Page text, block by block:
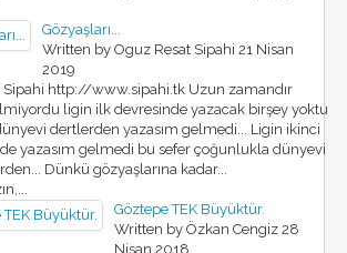
Gözyaşları...
Written by Oguz Resat Sipahi 21 Nisan
2019
Sipahi http://www.sipahi.tk Uzun zamandır
ligin ilk devresinde yazacak birşey yoktu
dertlerden yazasım gelmedi... Ligin ikinci
yazasım gelmedi bu sefer çoğunlukla dünyevi
Dünkü gözyaşlarına kadar...
Göztepe TEK Büyüktür.
Written by Özkan Cengiz 28
Nisan 2018